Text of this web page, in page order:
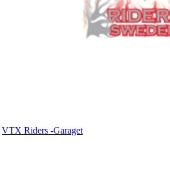
VTX Riders -Garaget